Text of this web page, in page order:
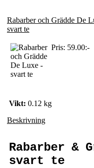
Rabarber och Grädde De
svart te
Pris: 59.00:-
Vikt: 0.12 kg
Beskrivning
Rabarber &
svart te